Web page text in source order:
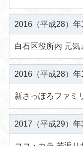
2016（平成28）年
白石区役所内 元気
2016（平成28）年
新さっぽろファミ
2017（平成29）年